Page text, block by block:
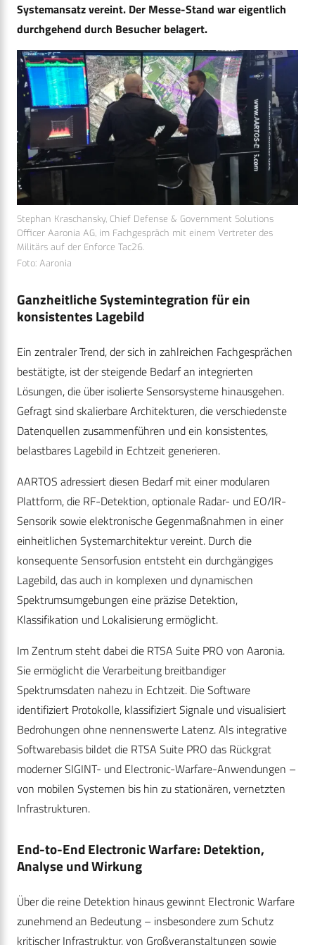
Systemansatz vereint. Der Messe-Stand war eigentlich
durchgehend durch Besucher belagert.
Stephan Kraschansky, Chief Defense & Government Solutions
Officer Aaronia AG, im Fachgespräch mit einem Vertreter des
Militärs auf der Enforce Tac26.
Foto: Aaronia
Ganzheitliche Systemintegration für ein
konsistentes Lagebild
Ein zentraler Trend, der sich in zahlreichen Fachgesprächen
bestätigte, ist der steigende Bedarf an integrierten
Lösungen, die über isolierte Sensorsysteme hinausgehen.
Gefragt sind skalierbare Architekturen, die verschiedenste
Datenquellen zusammenführen und ein konsistentes,
belastbares Lagebild in Echtzeit generieren.
AARTOS adressiert diesen Bedarf mit einer modularen
Plattform, die RF-Detektion, optionale Radar- und EO/IR-
Sensorik sowie elektronische Gegenmaßnahmen in einer
einheitlichen Systemarchitektur vereint. Durch die
konsequente Sensorfusion entsteht ein durchgängiges
Lagebild, das auch in komplexen und dynamischen
Spektrumsumgebungen eine präzise Detektion,
Klassifikation und Lokalisierung ermöglicht.
Im Zentrum steht dabei die RTSA Suite PRO von Aaronia.
Sie ermöglicht die Verarbeitung breitbandiger
Spektrumsdaten nahezu in Echtzeit. Die Software
identifiziert Protokolle, klassifiziert Signale und visualisiert
Bedrohungen ohne nennenswerte Latenz. Als integrative
Softwarebasis bildet die RTSA Suite PRO das Rückgrat
moderner SIGINT- und Electronic-Warfare-Anwendungen –
von mobilen Systemen bis hin zu stationären, vernetzten
Infrastrukturen.
End-to-End Electronic Warfare: Detektion,
Analyse und Wirkung
Über die reine Detektion hinaus gewinnt Electronic Warfare
zunehmend an Bedeutung – insbesondere zum Schutz
kritischer Infrastruktur, von Großveranstaltungen sowie